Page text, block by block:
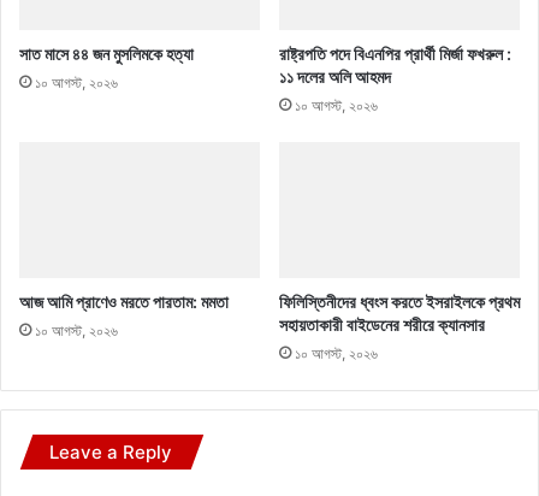
সাত মাসে ৪৪ জন মুসলিমকে হত্যা
১০ আগস্ট, ২০২৬
রাষ্ট্রপতি পদে বিএনপির প্রার্থী মির্জা ফখরুল :
১১ দলের অলি আহমদ
১০ আগস্ট, ২০২৬
আজ আমি প্রাণেও মরতে পারতাম: মমতা
১০ আগস্ট, ২০২৬
ফিলিস্তিনীদের ধ্বংস করতে ইসরাইলকে প্রথম
সহায়তাকারী বাইডেনের শরীরে ক্যানসার
১০ আগস্ট, ২০২৬
Leave a Reply